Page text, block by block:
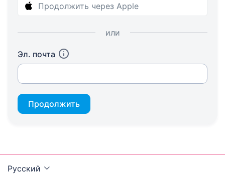
Продолжить через Apple
или
Эл. почта
Продолжить
Русский